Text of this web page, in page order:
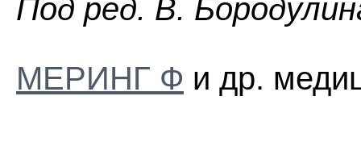
Пoд peд. B.
МЕРИНГ Ф и др.